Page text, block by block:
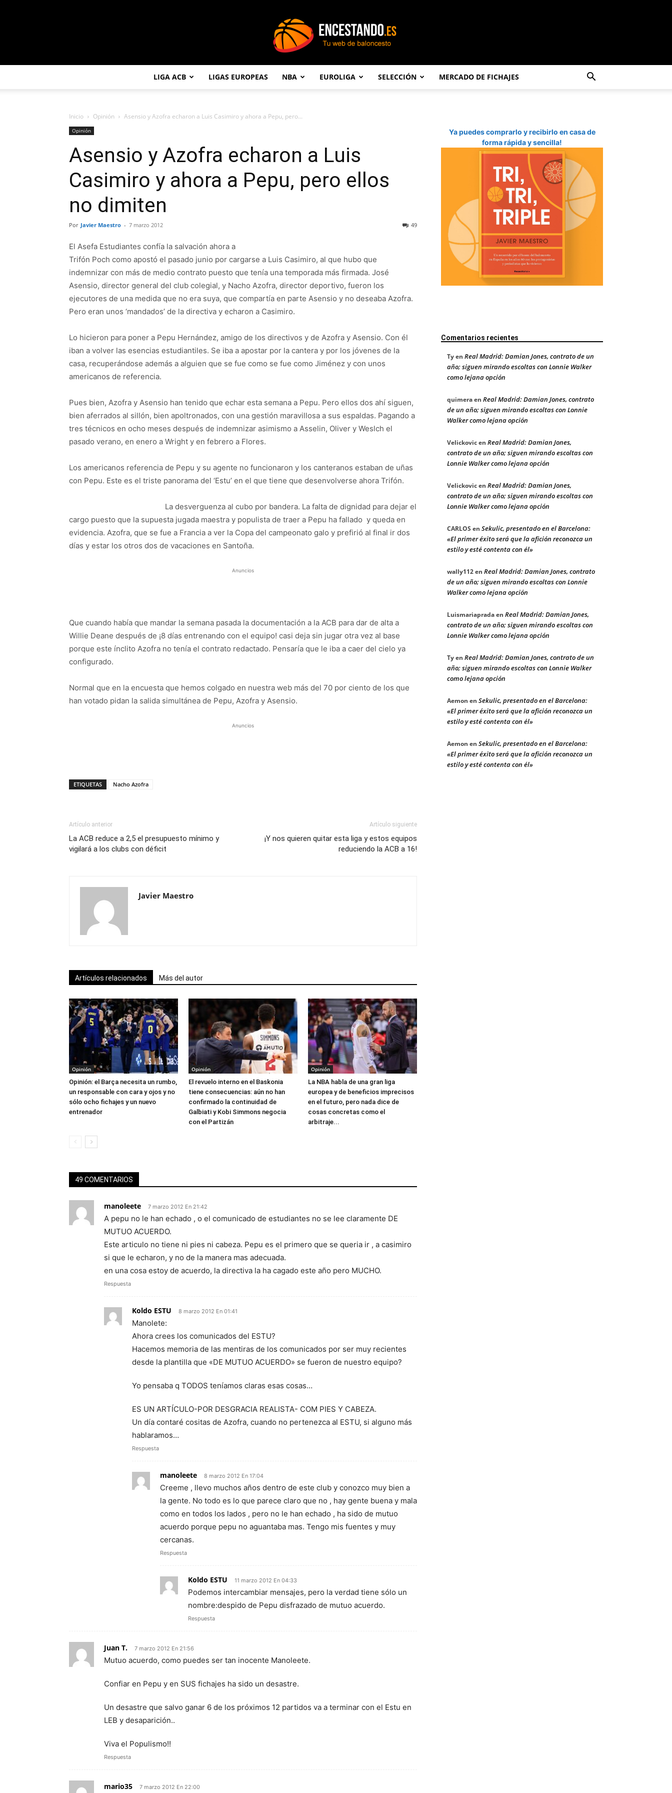
LIGA ACB LIGAS EUROPEAS NBA EUROLIGA SELECCIÓN MERCADO DE FICHAJES
Inicio Opinión Asensio y Azofra echaron a Luis Casimiro y ahora a Pepu, pero...
Opinión
Asensio y Azofra echaron a Luis
Casimiro y ahora a Pepu, pero ellos
no dimiten
Por Javier Maestro - 7 marzo 2012 49
El Asefa Estudiantes confía la salvación ahora a
Trifón Poch como apostó el pasado junio por cargarse a Luis Casimiro, al que hubo que
indemnizar con más de medio contrato puesto que tenía una temporada más firmada. José
Asensio, director general del club colegial, y Nacho Azofra, director deportivo, fueron los
ejecutores de una medida que no era suya, que compartía en parte Asensio y no deseaba Azofra.
Pero eran unos ‘mandados’ de la directiva y echaron a Casimiro.
Lo hicieron para poner a Pepu Hernández, amigo de los directivos y de Azofra y Asensio. Con él
iban a volver las esencias estudiantiles. Se iba a apostar por la cantera y por los jóvenes de la
casa, recuperándose además a alguien que se fue como se fue como Jiménez y con unos
americanos de referencia.
Pues bien, Azofra y Asensio han tenido que echar esta semana a Pepu. Pero ellos dos ahí siguen,
bien aferrados al sillón, bien apoltronados, con una gestión maravillosa a sus espaldas. Pagando a
tres técnicos en ocho meses después de indemnizar asimismo a Asselin, Oliver y Weslch el
pasado verano, en enero a Wright y en febrero a Flores.
Los americanos referencia de Pepu y su agente no funcionaron y los canteranos estaban de uñas
con Pepu. Este es el triste panorama del ‘Estu’ en el que tiene que desenvolverse ahora Trifón.
La desverguenza al cubo por bandera. La falta de dignidad para dejar el
cargo puesto que la supuesta jugada maestra y populista de traer a Pepu ha fallado y queda en
evidencia. Azofra, que se fue a Francia a ver la Copa del campeonato galo y prefirió al final ir dos
días y estar los otros dos de vacaciones en Santoña.
Anuncios
Que cuando había que mandar la semana pasada la documentación a la ACB para dar de alta a
Willie Deane después de ¡8 días entrenando con el equipo! casi deja sin jugar otra vez al base
porque este ínclito Azofra no tenía el contrato redactado. Pensaría que le iba a caer del cielo ya
configurado.
Normal que en la encuesta que hemos colgado en nuestra web más del 70 por ciento de los que
han votado pidan la salida simultánea de Pepu, Azofra y Asensio.
Anuncios
ETIQUETAS Nacho Azofra
Artículo anterior
La ACB reduce a 2,5 el presupuesto mínimo y
vigilará a los clubs con déficit
Artículo siguiente
¡Y nos quieren quitar esta liga y estos equipos
reduciendo la ACB a 16!
Javier Maestro
Artículos relacionados Más del autor
Opinión
Opinión: el Barça necesita un rumbo,
un responsable con cara y ojos y no
sólo ocho fichajes y un nuevo
entrenador
Opinión
El revuelo interno en el Baskonia
tiene consecuencias: aún no han
confirmado la continuidad de
Galbiati y Kobi Simmons negocia
con el Partizán
Opinión
La NBA habla de una gran liga
europea y de beneficios imprecisos
en el futuro, pero nada dice de
cosas concretas como el
arbitraje...
49 COMENTARIOS
manoleete 7 marzo 2012 En 21:42
A pepu no le han echado , o el comunicado de estudiantes no se lee claramente DE
MUTUO ACUERDO.
Este articulo no tiene ni pies ni cabeza. Pepu es el primero que se queria ir , a casimiro
si que le echaron, y no de la manera mas adecuada.
en una cosa estoy de acuerdo, la directiva la ha cagado este año pero MUCHO.
Respuesta
Koldo ESTU 8 marzo 2012 En 01:41
Manolete:
Ahora crees los comunicados del ESTU?
Hacemos memoria de las mentiras de los comunicados por ser muy recientes
desde la plantilla que «DE MUTUO ACUERDO» se fueron de nuestro equipo?
Yo pensaba q TODOS teníamos claras esas cosas…
ES UN ARTÍCULO-POR DESGRACIA REALISTA- COM PIES Y CABEZA.
Un día contaré cositas de Azofra, cuando no pertenezca al ESTU, si alguno más
hablaramos…
Respuesta
manoleete 8 marzo 2012 En 17:04
Creeme , llevo muchos años dentro de este club y conozco muy bien a
la gente. No todo es lo que parece claro que no , hay gente buena y mala
como en todos los lados , pero no le han echado , ha sido de mutuo
acuerdo porque pepu no aguantaba mas. Tengo mis fuentes y muy
cercanas.
Respuesta
Koldo ESTU 11 marzo 2012 En 04:33
Podemos intercambiar mensajes, pero la verdad tiene sólo un
nombre:despido de Pepu disfrazado de mutuo acuerdo.
Respuesta
Juan T. 7 marzo 2012 En 21:56
Mutuo acuerdo, como puedes ser tan inocente Manoleete.
Confiar en Pepu y en SUS fichajes ha sido un desastre.
Un desastre que salvo ganar 6 de los próximos 12 partidos va a terminar con el Estu en
LEB y desaparición..
Viva el Populismo!!
Respuesta
mario35 7 marzo 2012 En 22:00
Ya puedes comprarlo y recibirlo en casa de
forma rápida y sencilla!
Comentarios recientes
Tyen Real Madrid: Damian Jones, contrato de un
año; siguen mirando escoltas con Lonnie Walker
como lejana opción
quimeraen Real Madrid: Damian Jones, contrato
de un año; siguen mirando escoltas con Lonnie
Walker como lejana opción
Velickovicen Real Madrid: Damian Jones,
contrato de un año; siguen mirando escoltas con
Lonnie Walker como lejana opción
Velickovicen Real Madrid: Damian Jones,
contrato de un año; siguen mirando escoltas con
Lonnie Walker como lejana opción
CARLOS en Sekulic, presentado en el Barcelona:
«El primer éxito será que la afición reconozca un
estilo y esté contenta con él»
wally112en Real Madrid: Damian Jones, contrato
de un año; siguen mirando escoltas con Lonnie
Walker como lejana opción
Luismariapradaen Real Madrid: Damian Jones,
contrato de un año; siguen mirando escoltas con
Lonnie Walker como lejana opción
Tyen Real Madrid: Damian Jones, contrato de un
año; siguen mirando escoltas con Lonnie Walker
como lejana opción
Aemon en Sekulic, presentado en el Barcelona:
«El primer éxito será que la afición reconozca un
estilo y esté contenta con él»
Aemon en Sekulic, presentado en el Barcelona:
«El primer éxito será que la afición reconozca un
estilo y esté contenta con él»